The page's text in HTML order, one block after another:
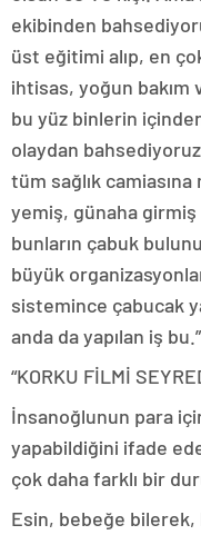
ekibinden
üst eğitimi alıp, en
ihtisas, yoğun bakım
bu yüz binlerin
olaydan
tüm sağlık
yemiş, günaha
bunların çabuk
büyük
sistemince çabucak
anda da yapılan iş bu.”
“KORKU FİLMİ
İnsanoğlunun para
yapabildiğini ifade
çok daha farklı bir
Esin, bebeğe